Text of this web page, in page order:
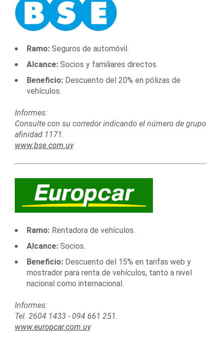
Ramo: Seguros de automóvil.
Alcance: Socios y familiares directos.
Beneficio: Descuento del 20% en pólizas de
vehículos.
Informes:
Consulte con su corredor indicando el número de grupo
afinidad 1171.
www.bse.com.uy
Ramo: Rentadora de vehículos.
Alcance: Socios.
Beneficio: Descuento del 15% en tarifas web y
mostrador para renta de vehículos, tanto a nivel
nacional como internacional.
Informes:
Tel. 2604 1433 - 094 661 251.
www.europcar.com.uy